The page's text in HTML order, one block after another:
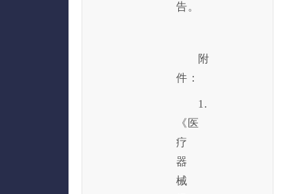
告。
附
件：
1.
《医
疗
器
械